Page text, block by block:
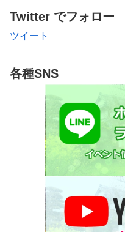
Twitter でフォロー
ツイート
各種SNS